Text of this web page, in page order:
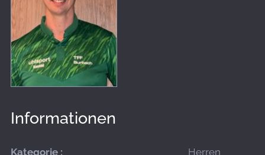
Informationen
Kategorie : Herren